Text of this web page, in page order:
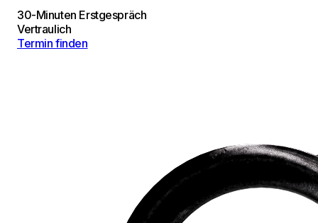
30-Minuten Erstgespräch
Vertraulich
Termin finden